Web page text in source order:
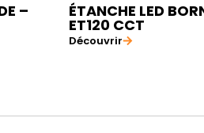
– ÉTANCHE LED
ET120 CCT
Découvrir